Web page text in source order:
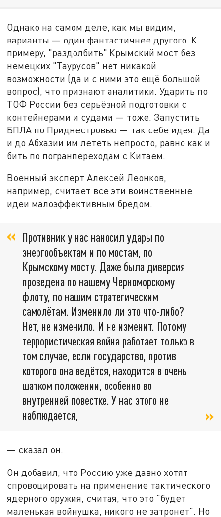
Однако на самом деле, как мы видим,
варианты — один фантастичнее другого. К
примеру, "раздолбить" Крымский мост без
немецких "Таурусов" нет никакой
возможности (да и с ними это ещё большой
вопрос), что признают аналитики. Ударить по
ТОФ России без серьёзной подготовки с
контейнерами и судами — тоже. Запустить
БПЛА по Приднестровью — так себе идея. Да
и до Абхазии им лететь непросто, равно как и
бить по погранпереходам с Китаем.
Военный эксперт Алексей Леонков,
например, считает все эти воинственные
идеи малоэффективным бредом.
Противник у нас наносил удары по
энергообъектам и по мостам, по
Крымскому мосту. Даже была диверсия
проведена по нашему Черноморскому
флоту, по нашим стратегическим
самолётам. Изменило ли это что-либо?
Нет, не изменило. И не изменит. Потому
террористическая война работает только в
том случае, если государство, против
которого она ведётся, находится в очень
шатком положении, особенно во
внутренней повестке. У нас этого не
наблюдается,
— сказал он.
Он добавил, что Россию уже давно хотят
спровоцировать на применение тактического
ядерного оружия, считая, что это "будет
маленькая войнушка, никого не затронет". Но